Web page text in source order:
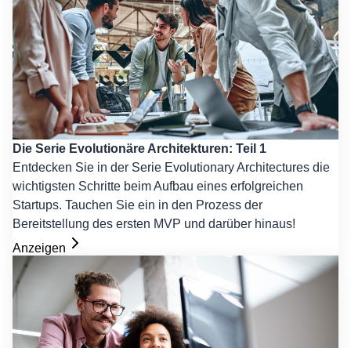
Die Serie Evolutionäre Architekturen: Teil 1
Entdecken Sie in der Serie Evolutionary Architectures die
wichtigsten Schritte beim Aufbau eines erfolgreichen
Startups. Tauchen Sie ein in den Prozess der
Bereitstellung des ersten MVP und darüber hinaus!
Anzeigen